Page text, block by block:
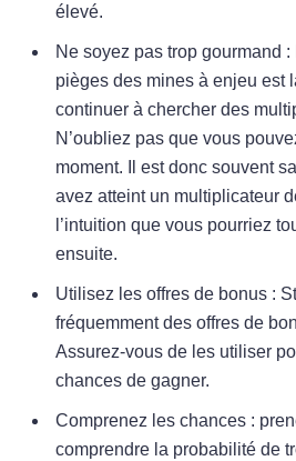
élevé.
Ne soyez pas trop gourmand :
pièges des mines à enjeu est
continuer à chercher des
N’oubliez pas que vous
moment. Il est donc souvent
avez atteint un multiplicateur
l’intuition que vous pourriez
ensuite.
Utilisez les offres de bonus :
fréquemment des offres de
Assurez-vous de les utiliser
chances de gagner.
Comprenez les chances :
comprendre la probabilité de